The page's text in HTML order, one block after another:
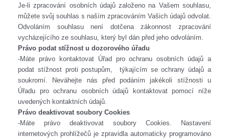
Je-li zpracování osobních údajů založeno na Vašem souhlasu,
můžete svůj souhlas s naším zpracováním Vašich údajů odvolat.
Odvoláním souhlasu není dotčena zákonnost zpracování
vycházejícího ze souhlasu, který byl dán před jeho odvoláním.
Právo podat stížnost u dozorového úřadu
-Máte právo kontaktovat Úřad pro ochranu osobních údajů a
podat stížnost proti postupům, týkajícím se ochrany údajů a
soukromí.
Neváhejte nás před podáním jakékoli stížnosti u
Úřadu pro ochranu osobních údajů kontaktovat pomocí níže
uvedených kontaktních údajů.
Právo deaktivovat soubory Cookies
-Máte právo deaktivovat soubory Cookies. Nastavení
internetových prohlížečů je zpravidla automaticky programováno